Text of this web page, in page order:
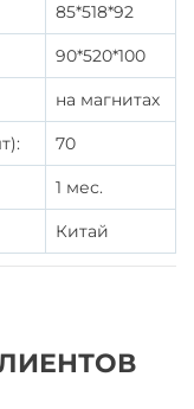
85*518*92
90*520*100
на магнитах
70
1 мес.
Китай